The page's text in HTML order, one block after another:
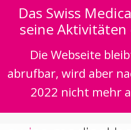
Das Swiss
seine
Die Webseite
abrufbar, wird aber
2022 nicht mehr